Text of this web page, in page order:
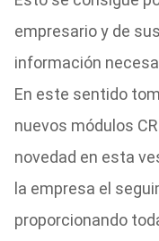
empresario y de
información
En este sentido
nuevos módulos
novedad en esta
la empresa el
proporcionando